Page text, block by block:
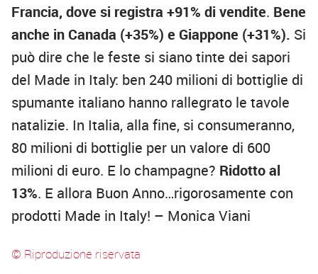
Francia, dove si registra +91% di vendite. Bene
anche in Canada (+35%) e Giappone (+31%). Si
può dire che le feste si siano tinte dei sapori
del Made in Italy: ben 240 milioni di bottiglie di
spumante italiano hanno rallegrato le tavole
natalizie. In Italia, alla fine, si consumeranno,
80 milioni di bottiglie per un valore di 600
milioni di euro. E lo champagne? Ridotto al
13%. E allora Buon Anno…rigorosamente con
prodotti Made in Italy! – Monica Viani
© Riproduzione riservata